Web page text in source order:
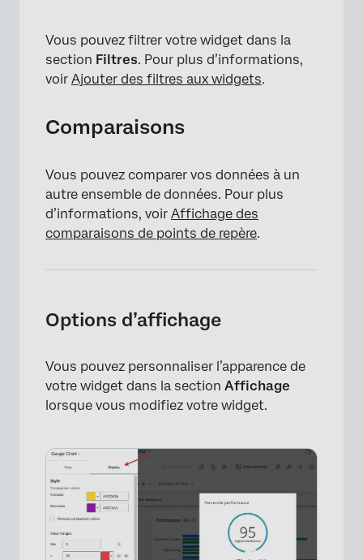
Vous pouvez filtrer votre widget dans la
section Filtres. Pour plus d’informations,
voir Ajouter des filtres aux widgets.
Comparaisons
Vous pouvez comparer vos données à un
autre ensemble de données. Pour plus
d’informations, voir Affichage des
comparaisons de points de repère.
Options d’affichage
Vous pouvez personnaliser l’apparence de
votre widget dans la section Affichage
lorsque vous modifiez votre widget.